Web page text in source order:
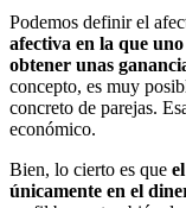
Podemos definir el
afectiva en la que
obtener unas
concepto, es muy
concreto de parejas.
económico.
Bien, lo cierto es que
únicamente en el